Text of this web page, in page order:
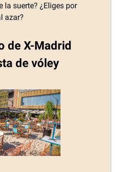
la suerte? ¿Eliges por
azar?
de X-Madrid
de vóley